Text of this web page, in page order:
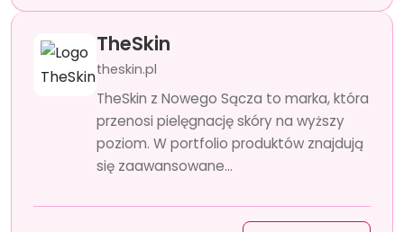
TheSkin
theskin.pl
TheSkin z Nowego Sącza to marka, która
przenosi pielęgnację skóry na wyższy
poziom. W portfolio produktów znajdują
się zaawansowane...